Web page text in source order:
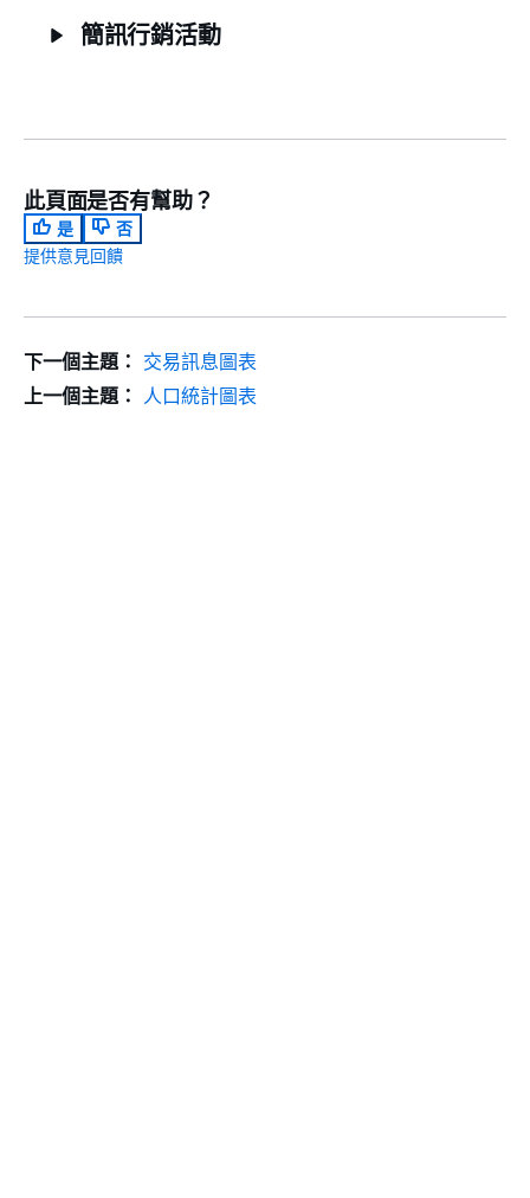
簡訊行銷活動
此頁面是否有幫助？
是
否
提供意見回饋
下一個主題： 交易訊息圖表
上一個主題： 人口統計圖表